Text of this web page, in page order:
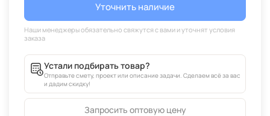
Уточнить наличие
Устали подбирать товар?
Отправьте смету, проект или описание задачи. Сделаем всё за вас
и дадим скидку!
Запросить оптовую цену